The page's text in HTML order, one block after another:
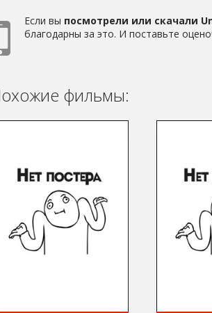
Если вы посмотрели или скачали
благодарны за это. И поставьте
фильмы: